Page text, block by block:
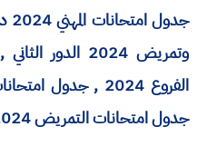
وتمريض 2024
جدول امتحانات التمريض 2024 , جدول امتحانات